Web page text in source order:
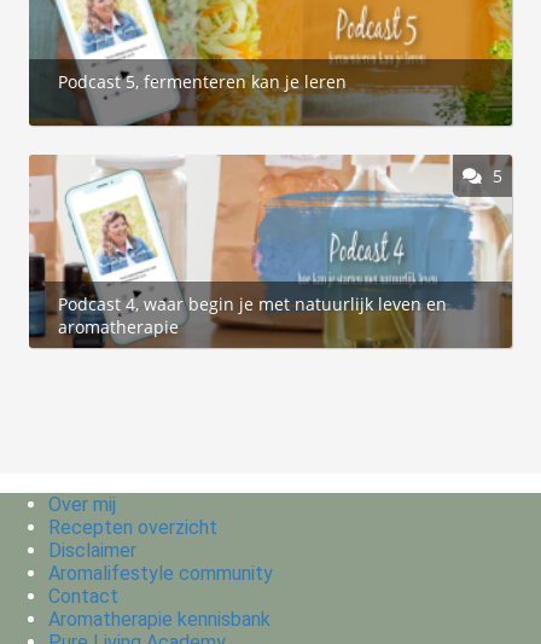
Podcast 5, fermenteren kan je leren
5
Podcast 4, waar begin je met natuurlijk leven en
aromatherapie
Over mij
Recepten overzicht
Disclaimer
Aromalifestyle community
Contact
Aromatherapie kennisbank